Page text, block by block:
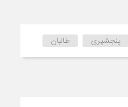
پنجشیری طالبان